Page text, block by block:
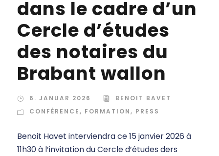
dans le cadre d’un
Cercle d’études
des notaires du
Brabant wallon
6. JANUAR 2026
BENOIT BAVET
CONFÉRENCE, FORMATION, PRESS
Benoit Havet interviendra ce 15 janvier 2026 à
11h30 à l’invitation du Cercle d’études ders